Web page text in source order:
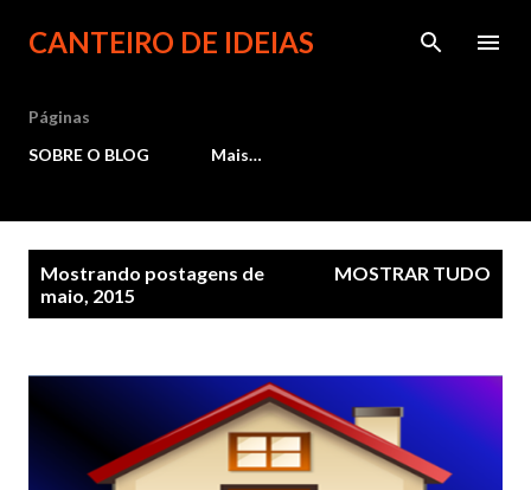
Pular para o conteúdo principal
CANTEIRO DE IDEIAS
Páginas
SOBRE O BLOG
Mais…
Mostrando postagens de
maio, 2015
MOSTRAR TUDO